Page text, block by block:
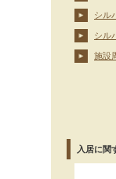
シル
シル
施設
入居に関